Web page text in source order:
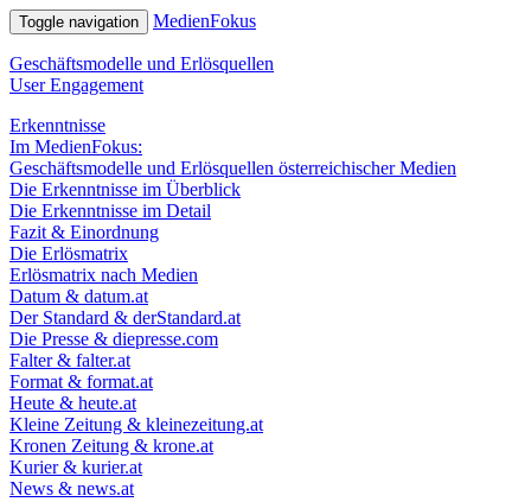
Toggle navigation MedienFokus
Geschäfts­mo­delle und Erlösquellen
User Engagement
Erkenntnisse
Im MedienFokus:
Geschäftsmodelle und Erlösquellen österreichischer Medien
Die Erkenntnisse im Überblick
Die Erkenntnisse im Detail
Fazit & Einordnung
Die Erlösmatrix
Erlösmatrix nach Medien
Datum & datum.at
Der Standard & derStandard.at
Die Presse & diepresse.com
Falter & falter.at
Format & format.at
Heute & heute.at
Kleine Zeitung & kleinezeitung.at
Kronen Zeitung & krone.at
Kurier & kurier.at
News & news.at